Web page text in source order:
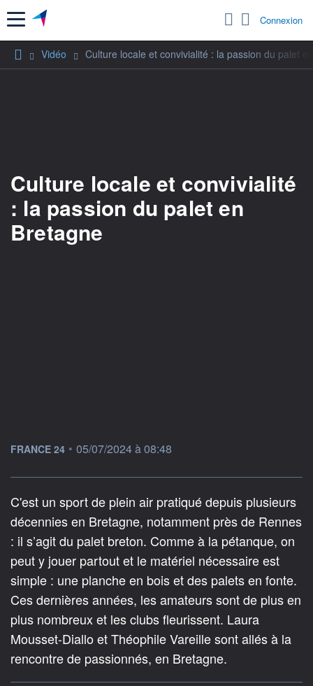
Menu Connexion
Vidéo Culture locale et convivialité : la passion du palet
Culture locale et convivialité
: la passion du palet en
Bretagne
information fournie par
FRANCE 24 • 05/07/2024 à 08:48
C'est un sport de plein air pratiqué depuis plusieurs
décennies en Bretagne, notamment près de Rennes
: il s’agit du palet breton. Comme à la pétanque, on
peut y jouer partout et le matériel nécessaire est
simple : une planche en bois et des palets en fonte.
Ces dernières années, les amateurs sont de plus en
plus nombreux et les clubs fleurissent. Laura
Mousset-Diallo et Théophile Vareille sont allés à la
rencontre de passionnés, en Bretagne.